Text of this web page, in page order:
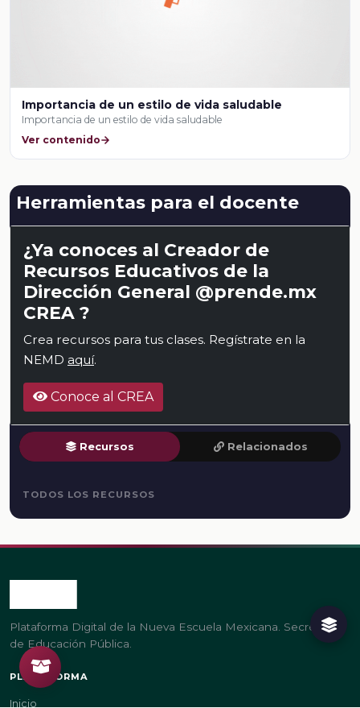
Importancia de un estilo de vida saludable
Importancia de un estilo de vida saludable
Ver contenido
Herramientas para el docente
¿Ya conoces al Creador de
Recursos Educativos de la
Dirección General @prende.mx
CREA ?
Crea recursos para tus clases. Regístrate en la
NEMD aquí.
Conoce al CREA
Recursos Relacionados
TODOS LOS RECURSOS
Plataforma Digital de la Nueva Escuela Mexicana. Secretaría
de Educación Pública.
PLATAFORMA
Inicio